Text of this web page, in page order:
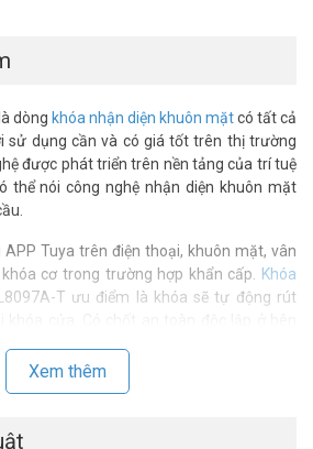
dòng khóa nhận diện khuôn mặtcó tất cả
sử dụng cần và có giá tốt trên thị trường
được phát triển trên nền tảng của trí tuệ
thể nói công nghệ nhận diện khuôn mặt
Tuya trên điện thoại, khuôn mặt, vân
cơ trong trường hợp khẩn cấp. Khóa
T ưu điểm là khóa sẽ tự động rút
thuộc thương hiệu
mệt mỏi mà khóa cửa không có tín
Xem thêm